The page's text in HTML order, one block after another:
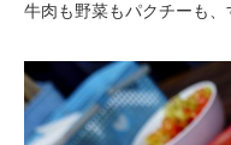
牛肉も野菜もパクチーも、